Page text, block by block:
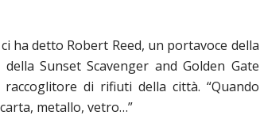
ha detto Robert Reed, un portavoce della
Sunset Scavenger and Golden Gate
di rifiuti della città. “Quando
metallo, vetro…”